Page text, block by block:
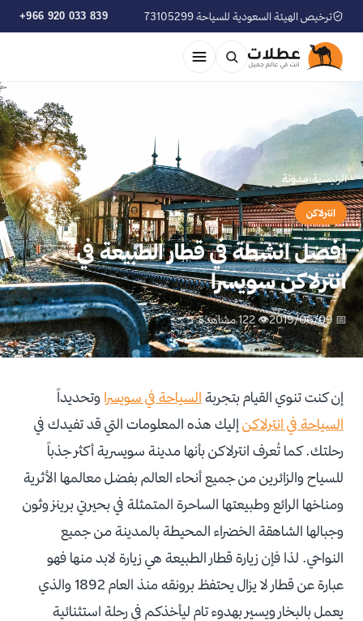
ترخيص الهيئة السعودية للسياحة 73105299 +966 920 033 839
الرئيسية›مدوّنة
انترلاكن
افضل انشطة في قطار الطبيعة في
انترلاكن سويسرا
📅 2019/06/09 👁 122 مشاهدة
إن كنت تنوي القيام بتجربة السياحة في سويسرا وتحديداً
السياحة في انترلاكن إليك هذه المعلومات التي قد تفيدك في
رحلتك. كما تُعرف انترلاكن بأنها مدينة سويسرية أكثر جذباً
للسياح والزائرين من جميع أنحاء العالم بفضل معالمها الأثرية
ومناخها الرائع وطبيعتها الساحرة المتمثلة في بحيرتي برينز وثون
وجبالها الشاهقة الخضراء المحيطة بالمدينة من جميع
النواحي. لذا فإن زيارة قطار الطبيعة هي زيارة لابد منها فهو
عبارة عن قطار لا يزال يحتفظ برونقه منذ العام 1892 والذي
يعمل بالبخار ويسير بهدوء تام ليأخذكم في رحلة استثنائية